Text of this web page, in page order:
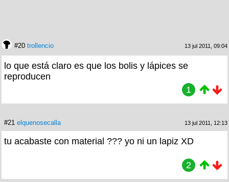
#20 trollencio 13 jul 2011, 09:04
lo que está claro es que los bolis y lápices se
reproducen
1
#21 elquenosecalla 13 jul 2011, 12:13
tu acabaste con material ??? yo ni un lapiz XD
2